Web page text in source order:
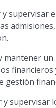
y supervisar
mantener
gestión
y supervisar